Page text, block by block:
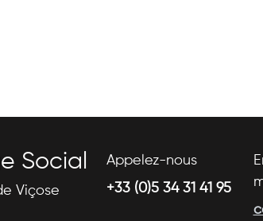
Social
Viçose
Appelez-nous
+33 (0)5 34 31 41 95